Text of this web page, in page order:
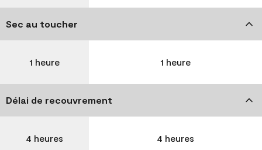
Sec au toucher
1 heure 1 heure
Délai de recouvrement
4 heures 4 heures